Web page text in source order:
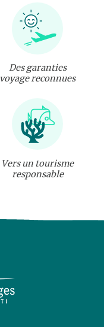
Des garanties
voyage reconnues
Vers un tourisme
responsable